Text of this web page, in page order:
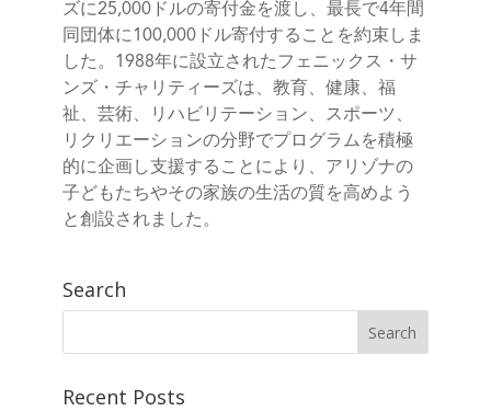
ズに25,000ドルの寄付金を渡し、最長で4年間
同団体に100,000ドル寄付することを約束しま
した。1988年に設立されたフェニックス・サ
ンズ・チャリティーズは、教育、健康、福
祉、芸術、リハビリテーション、スポーツ、
リクリエーションの分野でプログラムを積極
的に企画し支援することにより、アリゾナの
子どもたちやその家族の生活の質を高めよう
と創設されました。
Search
Recent Posts